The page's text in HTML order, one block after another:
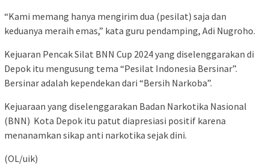
“Kami memang hanya mengirim dua (pesilat) saja dan
keduanya meraih emas,” kata guru pendamping, Adi Nugroho.
Kejuaran Pencak Silat BNN Cup 2024 yang diselenggarakan di
Depok itu mengusung tema “Pesilat Indonesia Bersinar”.
Bersinar adalah kependekan dari “Bersih Narkoba”.
Kejuaraan yang diselenggarakan Badan Narkotika Nasional
(BNN) Kota Depok itu patut diapresiasi positif karena
menanamkan sikap anti narkotika sejak dini.
(OL/uik)